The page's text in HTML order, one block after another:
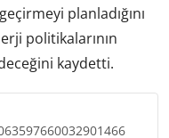
planladığını
politikalarının
kaydetti.